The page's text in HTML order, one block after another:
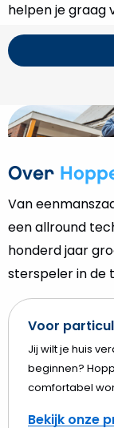
helpen je graag
Over
Van
een allround
honderd jaar
sterspeler in de
Voor
Jij wilt je huis
beginnen?
comfortabel
Bekijk onze